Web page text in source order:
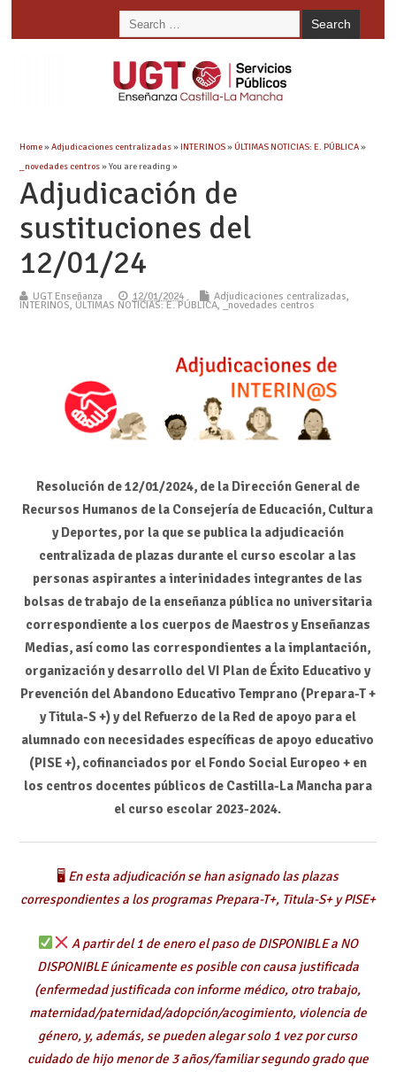
Home»Adjudicaciones centralizadas»INTERINOS»ÚLTIMAS NOTICIAS: E. PÚBLICA»
_novedades centros» You are reading »
Adjudicación de
sustituciones del
12/01/24
UGT Enseñanza 12/01/2024 Adjudicaciones centralizadas,
INTERINOS, ÚLTIMAS NOTICIAS: E. PÚBLICA, _novedades centros
Resolución de 12/01/2024, de la Dirección General de
Recursos Humanos de la Consejería de Educación, Cultura
y Deportes, por la que se publica la adjudicación
centralizada de plazas durante el curso escolar a las
personas aspirantes a interinidades integrantes de las
bolsas de trabajo de la enseñanza pública no universitaria
correspondiente a los cuerpos de Maestros y Enseñanzas
Medias, así como las correspondientes a la implantación,
organización y desarrollo del VI Plan de Éxito Educativo y
Prevención del Abandono Educativo Temprano (Prepara-T +
y Titula-S +) y del Refuerzo de la Red de apoyo para el
alumnado con necesidades específicas de apoyo educativo
(PISE +), cofinanciados por el Fondo Social Europeo + en
los centros docentes públicos de Castilla-La Mancha para
el curso escolar 2023-2024.
🖥 En esta adjudicación se han asignado las plazas
correspondientes a los programas Prepara-T+, Titula-S+ y PISE+
A partir del 1 de enero el paso de DISPONIBLE a NO
DISPONIBLE únicamente es posible con causa justificada
(enfermedad justificada con informe médico, otro trabajo,
maternidad/paternidad/adopción/acogimiento, violencia de
género, y, además, se pueden alegar solo 1 vez por curso
cuidado de hijo menor de 3 años/familiar segundo grado que